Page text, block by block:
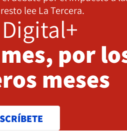
lee La Tercera.
por
meses